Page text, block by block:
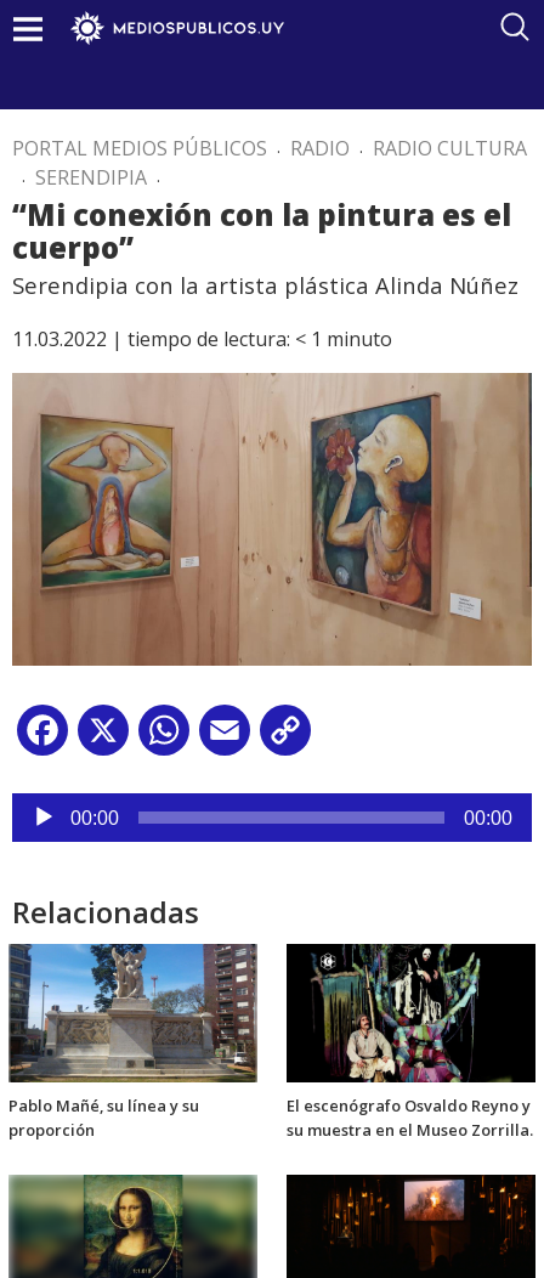
PORTAL MEDIOS PÚBLICOS . RADIO . RADIO CULTURA
. SERENDIPIA .
“Mi conexión con la pintura es el
cuerpo”
Serendipia con la artista plástica Alinda Núñez
11.03.2022 | tiempo de lectura: < 1 minuto
Facebook
X WhatsApp
Email
Reproductor
audio
00:00 00:00
Relacionadas
Pablo Mañé, su línea y su
proporción
El escenógrafo Osvaldo Reyno y
su muestra en el Museo Zorrilla.